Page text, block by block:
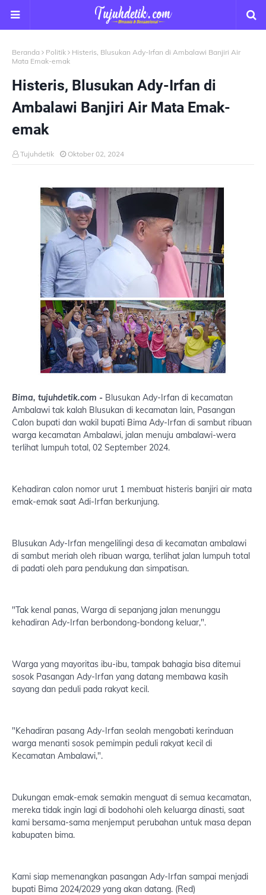
Beranda Politik
Histeris, Blusukan Ady-Irfan di Ambalawi Banjiri Air
Mata Emak-emak
Histeris, Blusukan Ady-Irfan di
Ambalawi Banjiri Air Mata Emak-
emak
Tujuhdetik Oktober 02, 2024
Bima, tujuhdetik.com - Blusukan Ady-Irfan di kecamatan
Ambalawi tak kalah Blusukan di kecamatan lain, Pasangan
Calon bupati dan wakil bupati Bima Ady-Irfan di sambut ribuan
warga kecamatan Ambalawi, jalan menuju ambalawi-wera
terlihat lumpuh total, 02 September 2024.
Kehadiran calon nomor urut 1 membuat histeris banjiri air mata
emak-emak saat Adi-Irfan berkunjung.
Blusukan Ady-Irfan mengelilingi desa di kecamatan ambalawi
di sambut meriah oleh ribuan warga, terlihat jalan lumpuh total
di padati oleh para pendukung dan simpatisan.
"Tak kenal panas, Warga di sepanjang jalan menunggu
kehadiran Ady-Irfan berbondong-bondong keluar,".
Warga yang mayoritas ibu-ibu, tampak bahagia bisa ditemui
sosok Pasangan Ady-Irfan yang datang membawa kasih
sayang dan peduli pada rakyat kecil.
"Kehadiran pasang Ady-Irfan seolah mengobati kerinduan
warga menanti sosok pemimpin peduli rakyat kecil di
Kecamatan Ambalawi,".
Dukungan emak-emak semakin menguat di semua kecamatan,
mereka tidak ingin lagi di bodohohi oleh keluarga dinasti, saat
kami bersama-sama menjemput perubahan untuk masa depan
kabupaten bima.
Kami siap memenangkan pasangan Ady-Irfan sampai menjadi
bupati Bima 2024/2029 yang akan datang. (Red)